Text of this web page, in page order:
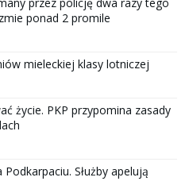
ponad 2 promile
mieleckiej klasy lotniczej
życie. PKP przypomina zasady
Służby apelują